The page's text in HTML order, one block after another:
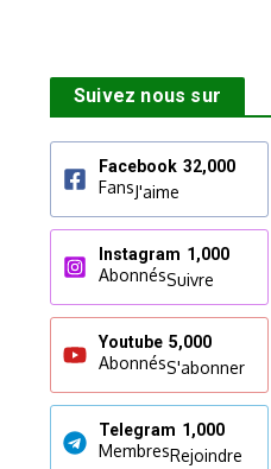
Suivez nous sur
Facebook 32,000
FansJ'aime
Instagram 1,000
AbonnésSuivre
Youtube 5,000
AbonnésS'abonner
Telegram 1,000
MembresRejoindre